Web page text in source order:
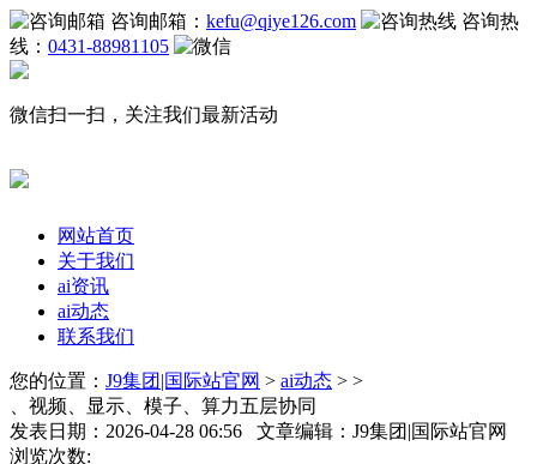
咨询邮箱： kefu@qiye126.com
咨询热
线： 0431-88981105
微信扫一扫，关注我们最新活动
网站首页
关于我们
ai资讯
ai动态
联系我们
您的位置： J9集团|国际站官网 > ai动态 > >
、视频、显示、模子、算力五层协同
发表日期：2026-04-28 06:56 文章编辑：J9集团|国际站官网
浏览次数: